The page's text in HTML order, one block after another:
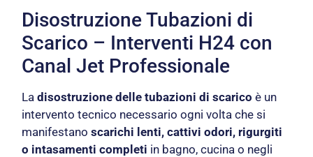
Disostruzione Tubazioni di
Scarico – Interventi H24 con
Canal Jet Professionale
La disostruzione delle tubazioni di scarico è un
intervento tecnico necessario ogni volta che si
manifestano scarichi lenti, cattivi odori, rigurgiti
o intasamenti completi in bagno, cucina o negli